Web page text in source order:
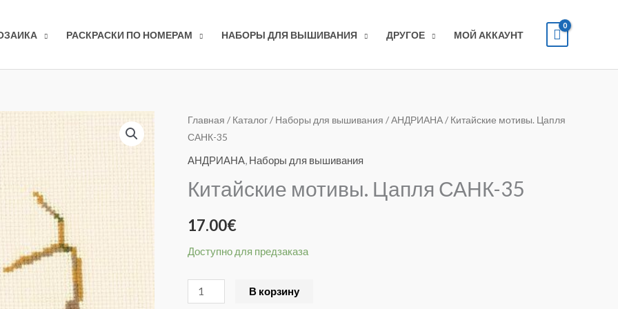
РАСКРАСКИ ПО НОМЕРАМ НАБОРЫ ДЛЯ ВЫШИВАНИЯ ДРУГОЕ МОЙ АККАУНТ
Главная / Каталог/ Наборы для вышивания /АНДРИАНА/ Китайские мотивы. Цапля
САНК-35
АНДРИАНА, Наборы для вышивания
Китайские мотивы. Цапля САНК-35
17.00€
Доступно для предзаказа
Количество
товара
Китайские
Цапля
В корзину